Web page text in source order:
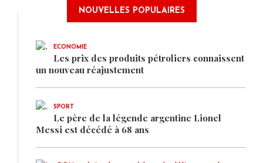
NOUVELLES POPULAIRES
ECONOMIE
Les prix des produits pétroliers connaissent
un nouveau réajustement
SPORT
Le père de la légende argentine Lionel
Messi est décédé à 68 ans